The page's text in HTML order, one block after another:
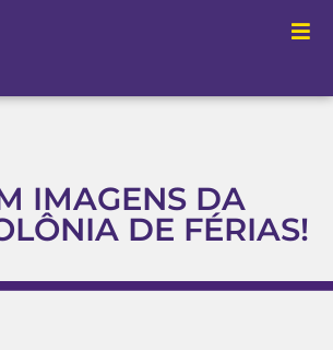
IMAGENS DA
DE FÉRIAS!